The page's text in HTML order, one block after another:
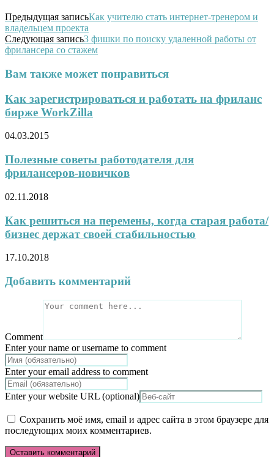
Предыдущая записьКак учителю стать интернет-тренером и
владельцем проекта
Следующая запись3 фишки по поиску удаленной работы от
фрилансера со стажем
Вам также может понравиться
Как зарегистрироваться и работать на фриланс
бирже WorkZilla
04.03.2015
Полезные советы работодателя для
фрилансеров-новичков
02.11.2018
Как решиться на перемены, когда старая работа/
бизнес держат своей стабильностью
17.10.2018
Добавить комментарий
Comment
Enter your name or username to comment
Enter your email address to comment
Enter your website URL (optional)
Сохранить моё имя, email и адрес сайта в этом браузере для
последующих моих комментариев.